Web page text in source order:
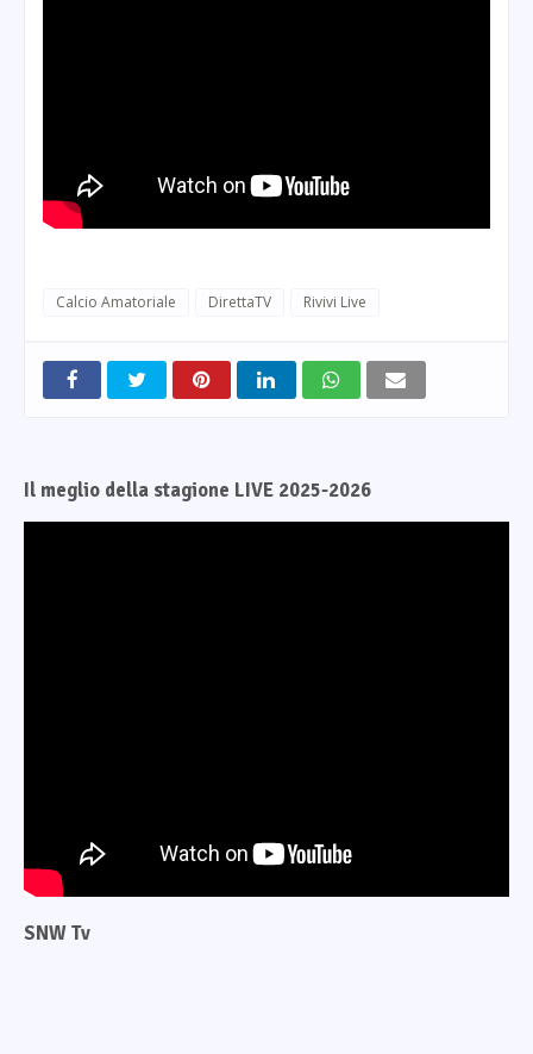
Calcio Amatoriale DirettaTV Rivivi Live
Il meglio della stagione LIVE 2025-2026
SNW Tv